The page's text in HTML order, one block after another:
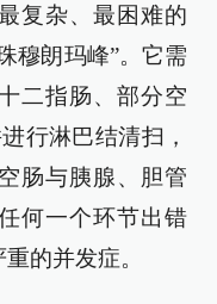
复杂、最困难的
穆朗玛峰”。它需
二指肠、部分空
行淋巴结清扫，
肠与胰腺、胆管
何一个环节出错
的并发症。